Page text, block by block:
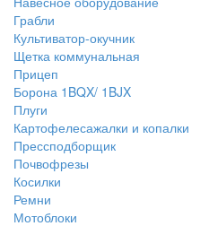
Грабли
Культиватор-окучник
Щетка коммунальная
Прицеп
Борона 1BQX/ 1BJX
Плуги
Картофелесажалки и копалки
Прессподборщик
Почвофрезы
Косилки
Ремни
Мотоблоки